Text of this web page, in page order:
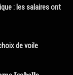
: les salaires ont
de voile